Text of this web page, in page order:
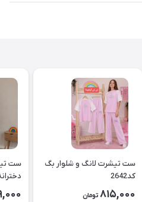
ست تیشرت لانگ و شلوار بگ
کد2642
815,000 تومان
ست